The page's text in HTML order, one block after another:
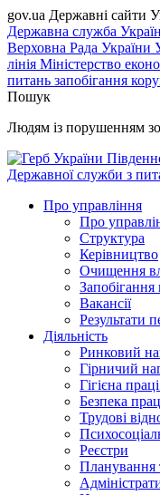
gov.ua Державні сайти
Державна служба
Верховна Рада України
лінія Міністерство
питань запобігання
Пошук
Людям із порушенням
Державної служби з
Про управління
Про
Структура
Керівництво
Очищення
Запобігання
Вакансії
Результати
Діяльність
Ринковий
Гірничий
Гігієна
Безпека
Трудові
Реєстри
Планування